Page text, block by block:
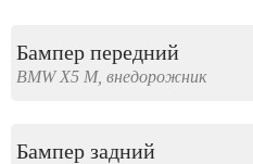
Бампер передний
BMWX5 M, внедорожник
Бампер задний